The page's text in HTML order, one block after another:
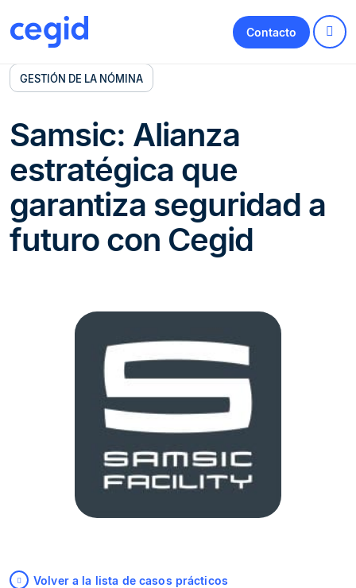
Contacto
GESTIÓN DE LA NÓMINA
Samsic: Alianza
estratégica que
garantiza seguridad a
futuro con Cegid
Volver a la lista de casos prácticos